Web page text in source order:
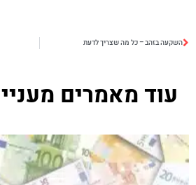
השקעה בזהב – כל מה שצריך לדעת
עוד מאמרים